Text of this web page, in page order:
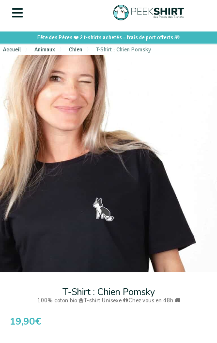
Fête des Pères ❤️ 2 t-shirts achetés = frais de port offerts 🎁
Accueil Animaux Chien T-Shirt : Chien Pomsky
T-Shirt : Chien Pomsky
100% coton bio 🌼T-shirt Unisexe 👫Chez vous en 48h 🚚
19,90€